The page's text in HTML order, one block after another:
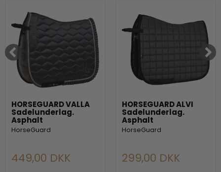
HORSEGUARD VALLA
Sadelunderlag.
Asphalt
HorseGuard
449,00 DKK
HORSEGUARD ALVI
Sadelunderlag.
Asphalt
HorseGuard
299,00 DKK